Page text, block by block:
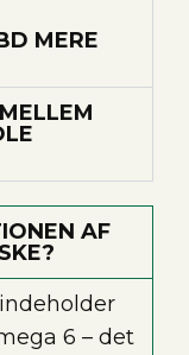
MERE
AF
6 – det